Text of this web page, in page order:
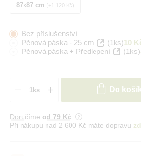
87x87 cm +1 120 Kč
Bez příslušenství
Pěnová páska - 25 cm
(1ks)10
Pěnová páska + Předlepení
(1ks)
Do
Doručíme od 79 Kč
Při nákupu nad 2 600 Kč máte dopravu